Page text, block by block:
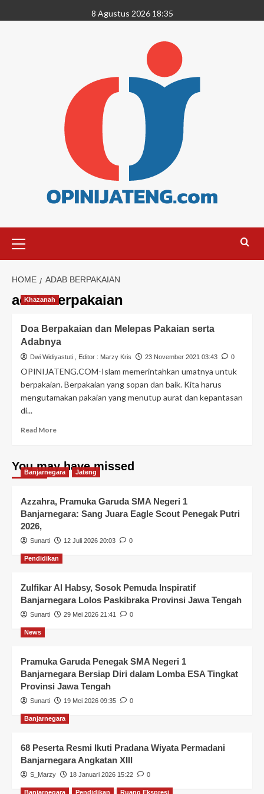
8 Agustus 2026 18:35
HOME ADAB BERPAKAIAN
adab berpakaian
Khazanah
Doa Berpakaian dan Melepas Pakaian serta
Adabnya
Dwi Widiyastuti , Editor : Marzy Kris 23 November 2021 03:43 0
OPINIJATENG.COM-Islam memerintahkan umatnya untuk
berpakaian. Berpakaian yang sopan dan baik. Kita harus
mengutamakan pakaian yang menutup aurat dan kepantasan
di...
Read More
You may have missed
Banjarnegara Jateng
Azzahra, Pramuka Garuda SMA Negeri 1
Banjarnegara: Sang Juara Eagle Scout Penegak Putri
2026,
Sunarti 12 Juli 2026 20:03 0
Pendidikan
Zulfikar Al Habsy, Sosok Pemuda Inspiratif
Banjarnegara Lolos Paskibraka Provinsi Jawa Tengah
Sunarti 29 Mei 2026 21:41 0
News
Pramuka Garuda Penegak SMA Negeri 1
Banjarnegara Bersiap Diri dalam Lomba ESA Tingkat
Provinsi Jawa Tengah
Sunarti 19 Mei 2026 09:35 0
Banjarnegara
68 Peserta Resmi Ikuti Pradana Wiyata Permadani
Banjarnegara Angkatan XIII
S_Marzy 18 Januari 2026 15:22 0
Banjarnegara Pendidikan Ruang Ekspresi